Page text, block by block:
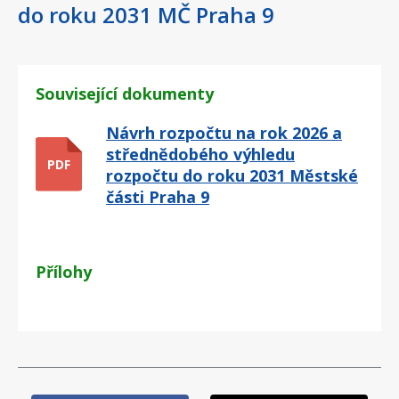
do roku 2031 MČ Praha 9
Související dokumenty
PDF
Návrh rozpočtu na rok 2026 a
střednědobého výhledu
rozpočtu do roku 2031 Městské
části Praha 9
Přílohy